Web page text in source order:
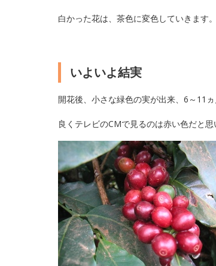
白かった花は、茶色に変色していきます。
いよいよ結実
開花後、小さな緑色の実が出来、6～11
良くテレビのCMで見るのは赤い色だと